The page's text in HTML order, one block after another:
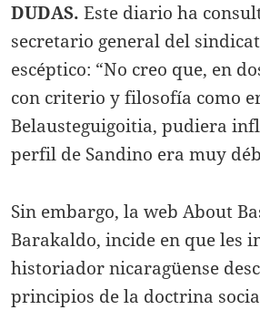
DUDAS.Este diario ha
secretario general del
escéptico: “No creo que, en
con criterio y filosofía como
Belausteguigoitia, pudiera
perfil de Sandino era muy
Sin embargo, la web About
Barakaldo, incide en que les
historiador nicaragüense
principios de la doctrina